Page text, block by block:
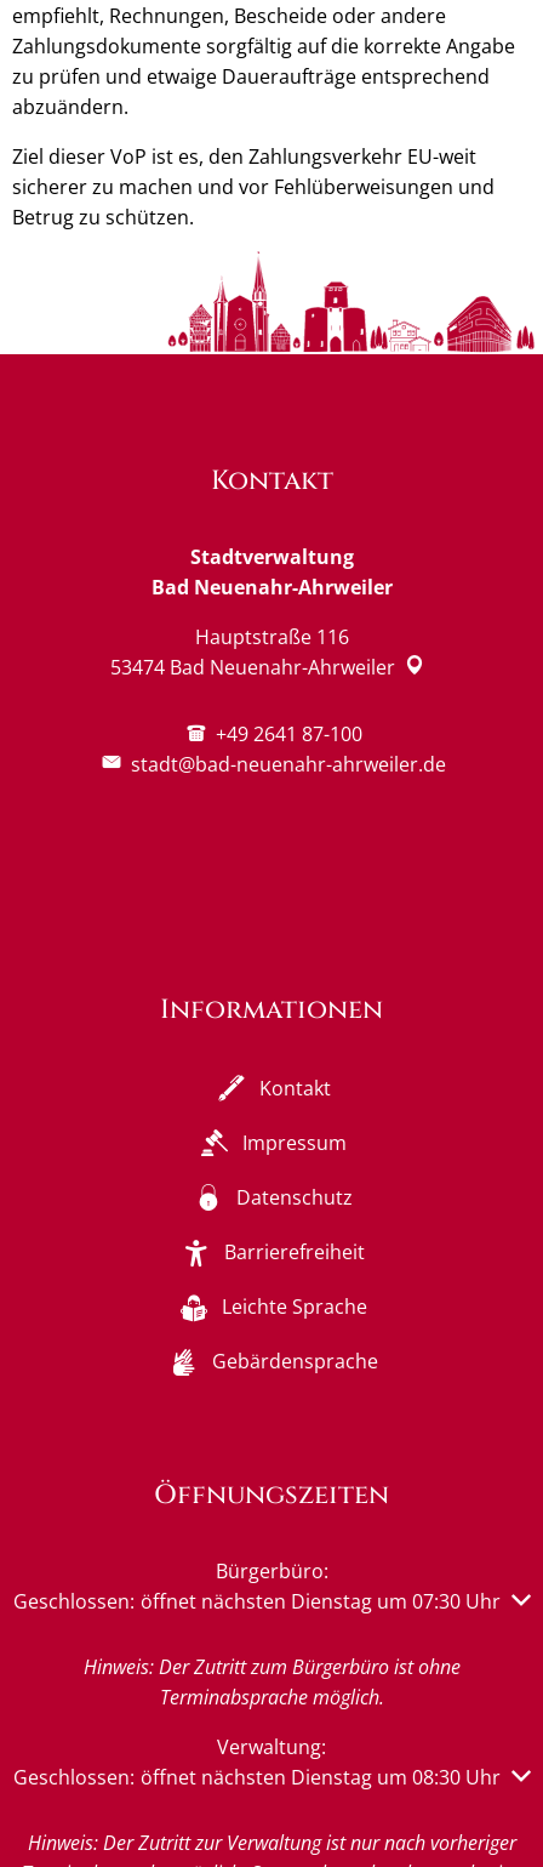
empfiehlt, Rechnungen, Bescheide oder andere
Zahlungsdokumente sorgfältig auf die korrekte Angabe
zu prüfen und etwaige Daueraufträge entsprechend
abzuändern.
Ziel dieser VoP ist es, den Zahlungsverkehr EU-weit
sicherer zu machen und vor Fehlüberweisungen und
Betrug zu schützen.
Kontakt
Stadtverwaltung
Bad Neuenahr-Ahrweiler
Hauptstraße 116
53474 Bad Neuenahr-Ahrweiler
+49 2641 87-100
stadt@bad-neuenahr-ahrweiler.de
Informationen
Kontakt
Impressum
Datenschutz
Barrierefreiheit
Leichte Sprache
Gebärdensprache
Öffnungszeiten
Bürgerbüro:
Klicken, um weitere Öffnungs- oder Schließzeiten
Geschlossen: öffnet nächsten Dienstag um 07:30 Uhr
Hinweis: Der Zutritt zum Bürgerbüro ist ohne
Terminabsprache möglich.
Verwaltung:
Klicken, um weitere Öffnungs- oder Schließzeiten
Geschlossen: öffnet nächsten Dienstag um 08:30 Uhr
Hinweis: Der Zutritt zur Verwaltung ist nur nach vorheriger